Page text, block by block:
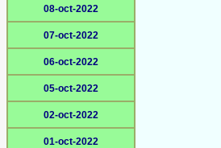
08-oct-2022
07-oct-2022
06-oct-2022
05-oct-2022
02-oct-2022
01-oct-2022